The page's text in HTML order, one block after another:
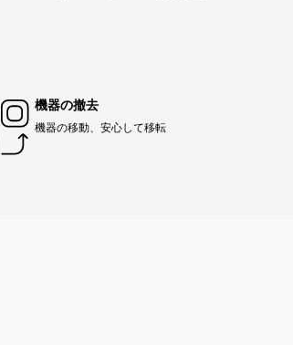
機器の撤去
機器の移動、安心して移転